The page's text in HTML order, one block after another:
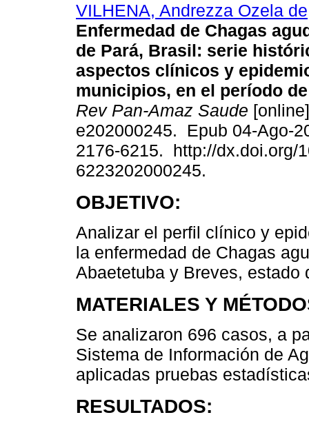
VILHENA, Andrezza Ozela de
Enfermedad de Chagas
de Pará, Brasil: serie
aspectos clínicos y
municipios, en el período de
Rev Pan-Amaz Saude
e202000245. Epub 04-Ago-
2176-6215. http://dx.doi.org/
6223202000245.
OBJETIVO:
Analizar el perfil clínico y
la enfermedad de Chagas
Abaetetuba y Breves, estado
MATERIALES Y
Se analizaron 696 casos, a
Sistema de Información de
aplicadas pruebas
RESULTADOS: